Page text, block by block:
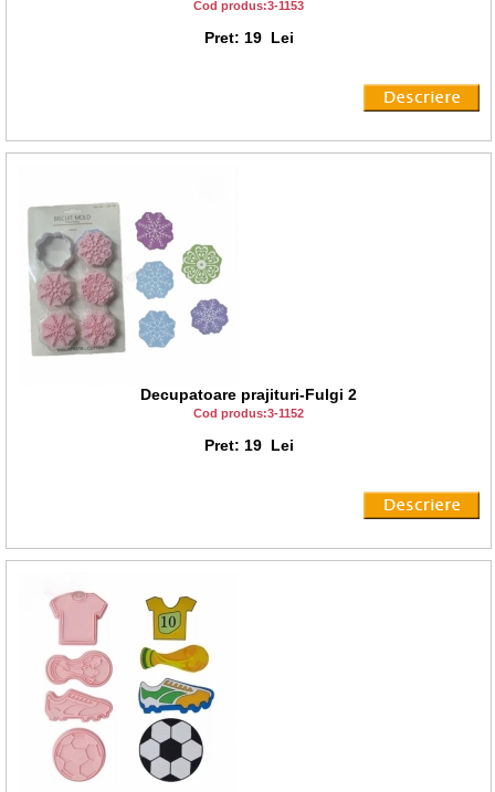
Cod produs:3-1153
Pret: 19 Lei
Decupatoare prajituri-Fulgi 2
Cod produs:3-1152
Pret: 19 Lei